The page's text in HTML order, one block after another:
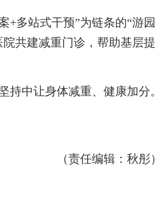
多站式干预”为链条的“游园
共建减重门诊，帮助基层提
中让身体减重、健康加分。
（责任编辑：秋彤）